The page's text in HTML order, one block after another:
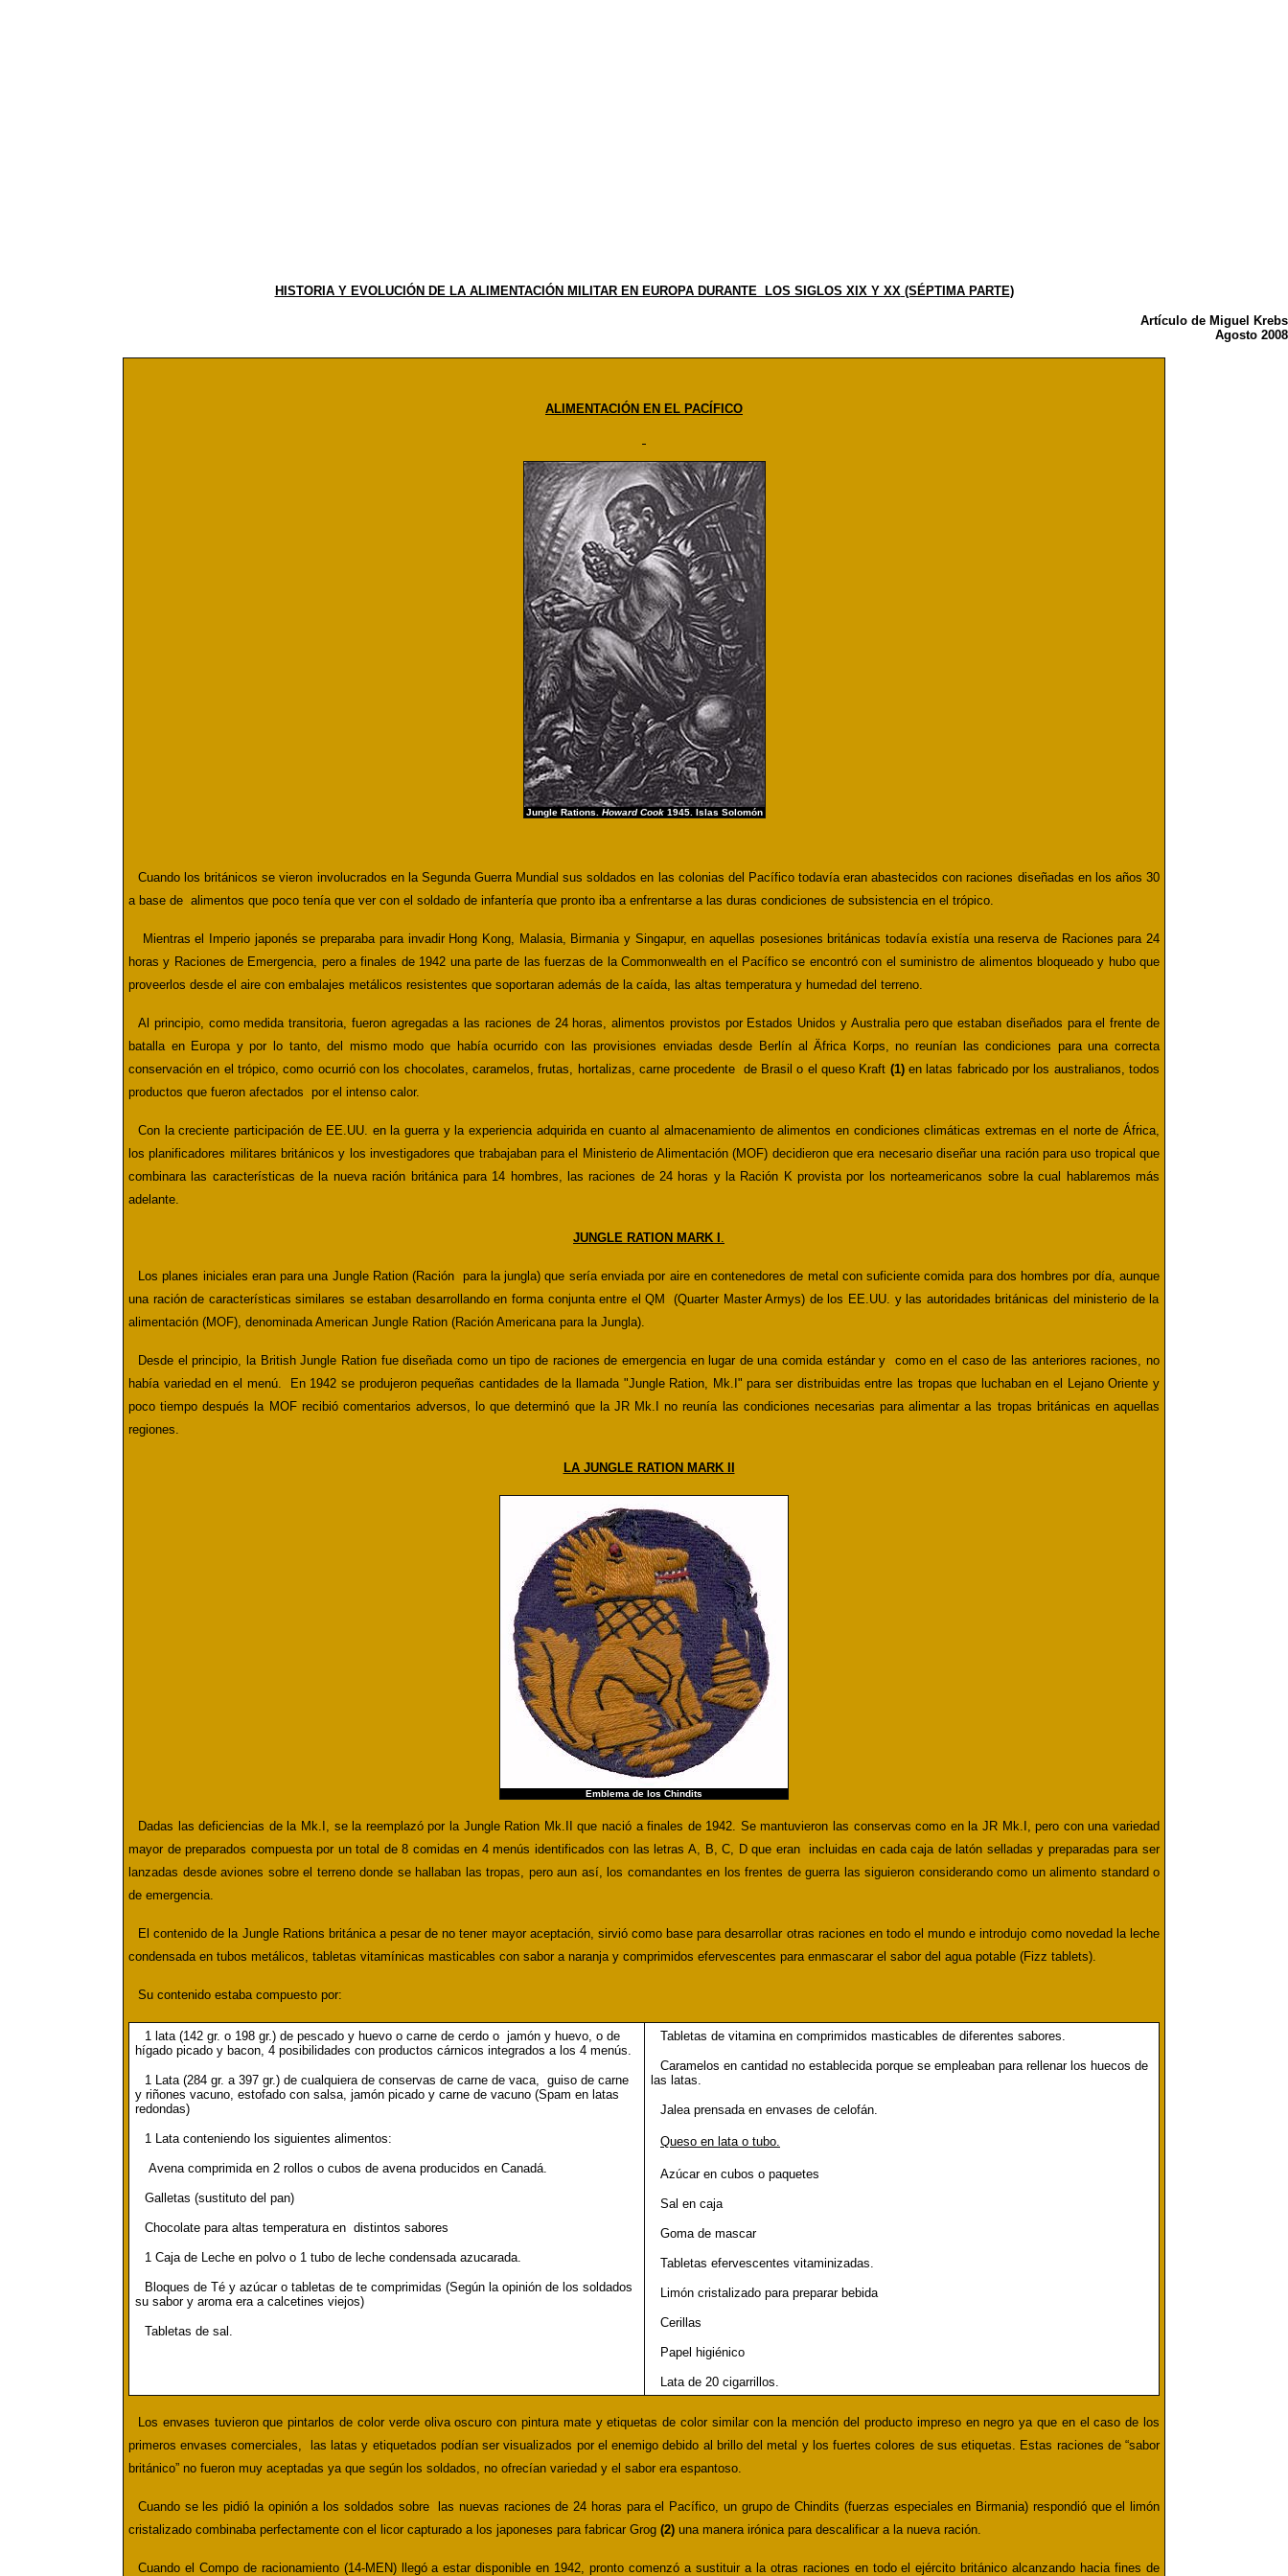
HISTORIA Y EVOLUCIÓN DE LA ALIMENTACIÓN MILITAR EN EUROPA DURANTE LOS SIGLOS XIX Y XX(SÉPTIMA PARTE)
Artículo de Miguel Krebs
Agosto 2008
ALIMENTACIÓN EN EL PACÍFICO
Jungle Rations. Howard Cook 1945. Islas Solomón
Cuando los británicos se vieron involucrados en la Segunda Guerra Mundial sus soldados en las colonias del Pacífico todavía eran abastecidos con raciones diseñadas en los años 30
a base de alimentos que poco tenía que ver con el soldado de infantería que pronto iba a enfrentarse a las duras condiciones de subsistencia en el trópico.
Mientras el Imperio japonés se preparaba para invadir Hong Kong, Malasia, Birmania y Singapur, en aquellas posesiones británicas todavía existía una reserva de Raciones para 24
horas y Raciones de Emergencia, pero a finales de 1942 una parte de las fuerzas de la Commonwealth en el Pacífico se encontró con el suministro de alimentos bloqueado y hubo que
proveerlos desde el aire con embalajes metálicos resistentes que soportaran además de la caída, las altas temperatura y humedad del terreno.
Al principio, como medida transitoria, fueron agregadas a las raciones de 24 horas, alimentos provistos por Estados Unidos y Australia pero que estaban diseñados para el frente de
batalla en Europa y por lo tanto, del mismo modo que había ocurrido con las provisiones enviadas desde Berlín al Äfrica Korps, no reunían las condiciones para una correcta
conservación en el trópico, como ocurrió con los chocolates, caramelos, frutas, hortalizas, carne procedente de Brasil o el queso Kraft (1)en latas fabricado por los australianos, todos
productos que fueron afectados por el intenso calor.
Con la creciente participación de EE.UU. en la guerra y la experiencia adquirida en cuanto al almacenamiento de alimentos en condiciones climáticas extremas en el norte de África,
los planificadores militares británicos y los investigadores que trabajaban para el Ministerio de Alimentación (MOF) decidieron que era necesario diseñar una ración para uso tropical que
combinara las características de la nueva ración británica para 14 hombres, las raciones de 24 horas y la Ración K provista por los norteamericanos sobre la cual hablaremos más
adelante.
JUNGLE RATION MARK I .
Los planes iniciales eran para una Jungle Ration (Ración para la jungla) que sería enviada por aire en contenedores de metal con suficiente comida para dos hombres por día, aunque
una ración de características similares se estaban desarrollando en forma conjunta entre el QM (Quarter Master Armys) de los EE.UU. y las autoridades británicas del ministerio de la
alimentación (MOF), denominadaAmerican Jungle Ration (Ración Americana para la Jungla).
Desde el principio, la British Jungle Ration fue diseñada como un tipo de raciones de emergencia en lugar de una comida estándar y como en el caso de las anteriores raciones, no
había variedad en el menú. En 1942 se produjeron pequeñas cantidades de la llamada "Jungle Ration, Mk.I" para ser distribuidas entre las tropas que luchaban en el Lejano Oriente y
poco tiempo después la MOF recibió comentarios adversos, lo que determinó que la JR Mk.I no reunía las condiciones necesarias para alimentar a las tropas británicas en aquellas
regiones.
LA JUNGLE RATION MARK II
Emblema de los Chindits
Dadas las deficiencias de la Mk.I, se la reemplazó por laJungle Ration Mk.II que nació a finales de 1942. Se mantuvieron las conservas como en la JR Mk.I, pero con una variedad
mayor de preparados compuesta por un total de 8 comidas en 4 menús identificados con las letras A, B, C, D que eran incluidas en cada caja de latón selladas y preparadas para ser
lanzadas desde aviones sobre el terreno donde se hallaban las tropas, pero aun así, los comandantes en los frentes de guerra las siguieron considerando como un alimento standard o
de emergencia.
El contenido de la Jungle Rations británica a pesar de no tener mayor aceptación, sirvió como base para desarrollar otras raciones en todo el mundo e introdujo como novedad la leche
condensada en tubos metálicos, tabletas vitamínicas masticables con sabor a naranja y comprimidos efervescentes para enmascarar el sabor del agua potable (Fizz tablets).
Su contenido estaba compuesto por:
1 lata (142 gr. o 198 gr.) de pescado y huevo o carne de cerdo o jamón y huevo, o de
hígado picado y bacon, 4 posibilidades con productos cárnicos integrados a los 4 menús.
1 Lata (284 gr. a 397 gr.) de cualquiera de conservas de carne de vaca, guiso de carne
y riñones vacuno, estofado con salsa, jamón picado y carne de vacuno (Spam en latas
redondas)
1 Lata conteniendo los siguientes alimentos:
Avena comprimida en 2 rollos o cubos de avena producidos en Canadá.
Galletas (sustituto del pan)
Chocolate para altas temperatura en distintos sabores
1 Caja de Leche en polvo o 1 tubo de leche condensada azucarada.
Bloques de Té y azúcar o tabletas de te comprimidas (Según la opinión de los soldados
su sabor y aroma era a calcetines viejos)
Tabletas de sal.
Tabletas de vitamina en comprimidos masticables de diferentes sabores.
Caramelos en cantidad no establecida porque se empleaban para rellenar los huecos de
las latas.
Jalea prensada en envases de celofán.
Queso en lata o tubo.
Azúcar en cubos o paquetes
Sal en caja
Goma de mascar
Tabletas efervescentes vitaminizadas.
Limón cristalizado para preparar bebida
Cerillas
Papel higiénico
Lata de 20 cigarrillos.
Los envases tuvieron que pintarlos de color verde oliva oscuro con pintura mate y etiquetas de color similar con la mención del producto impreso en negro ya que en el caso de los
primeros envases comerciales, las latas y etiquetados podían ser visualizados por el enemigo debido al brillo del metal y los fuertes colores de sus etiquetas. Estas raciones de “sabor
británico” no fueron muy aceptadas ya que según los soldados, no ofrecían variedad y el sabor era espantoso.
Cuando se les pidió la opinión a los soldados sobre las nuevas raciones de 24 horas para el Pacífico, un grupo de Chindits (fuerzas especiales en Birmania) respondió que el limón
cristalizado combinaba perfectamente con el licor capturado a los japoneses para fabricar Grog (2) una manera irónica para descalificar a la nueva ración.
Cuando el Compo de racionamiento (14-MEN) llegó a estar disponible en 1942, pronto comenzó a sustituir a la otras raciones en todo el ejército británico alcanzando hacia fines de